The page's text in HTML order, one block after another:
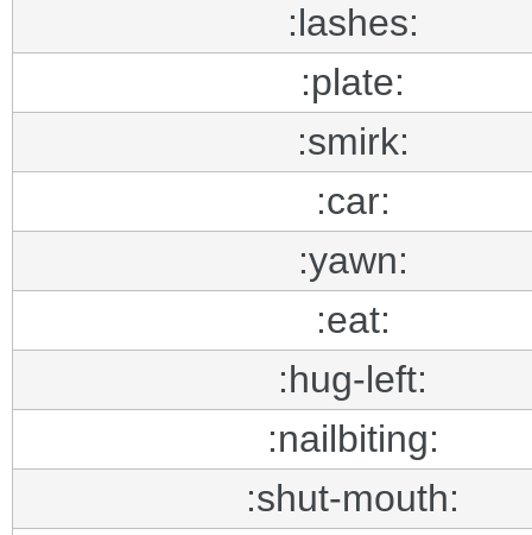
:lashes:
:plate:
:smirk:
:car:
:yawn:
:eat:
:hug-left:
:nailbiting:
:shut-mouth: